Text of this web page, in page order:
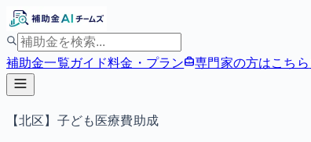
補助金一覧ガイド料金・プラン 専門家の方はこちら
【北区】子ども医療費助成